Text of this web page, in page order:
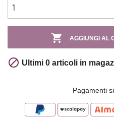
 AGGIUNGI AL
 Ultimi 0 articoli in
Pagamenti